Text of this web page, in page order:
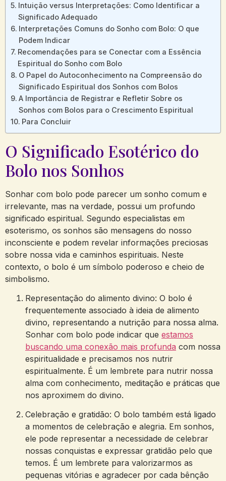
Intuição ⁤versus Interpretações:⁢ Como Identificar a
Significado Adequado
Interpretações Comuns do⁢ Sonho com ‍Bolo: O ⁣que
Podem ‌Indicar
Recomendações para se‌ Conectar com ​a Essência⁣
Espiritual do Sonho com ​Bolo
O Papel do Autoconhecimento na Compreensão do
Significado ​Espiritual​ dos Sonhos com Bolos
A Importância de Registrar e Refletir ⁣Sobre⁢ os
Sonhos com⁢ Bolos⁢ para o Crescimento‌ Espiritual
Para Concluir
O Significado Esotérico ​do
Bolo ‍nos ‍Sonhos
Sonhar com bolo pode ⁤parecer um sonho comum ‍e
⁢irrelevante, mas na verdade, ​possui⁤ um profundo
significado espiritual. Segundo especialistas ‌em ​
esoterismo, os sonhos são mensagens ⁢do nosso​
inconsciente‌ e podem​ revelar⁤ informações preciosas
sobre nossa vida e caminhos espirituais. Neste
contexto, o‍ bolo é um⁤ símbolo poderoso e cheio ‍de
simbolismo.
Representação do alimento ​divino:​ O ‌bolo‌ é
frequentemente associado à ideia de‌ alimento
divino, representando a nutrição para nossa alma.
Sonhar⁣ com bolo pode indicar⁢ que estamos
buscando uma conexão mais profunda com nossa‍
espiritualidade e precisamos nos‌ nutrir
espiritualmente. É um lembrete⁣ para nutrir nossa
alma com ⁢conhecimento, ​meditação e ⁢práticas que
nos aproximem do divino.
Celebração e‍ gratidão: O bolo também está ligado‌
a ⁤momentos de celebração e alegria. Em‌ sonhos,
ele ‌pode representar a necessidade⁣ de celebrar
nossas conquistas e expressar gratidão pelo que
⁢temos. ‍É‌ um lembrete para valorizarmos as⁤
pequenas vitórias e agradecer por cada bênção